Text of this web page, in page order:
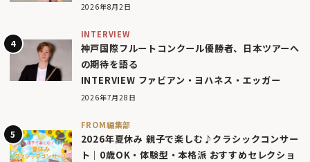
2026年8月2日
INTERVIEW
神戸国際フルートコンクール優勝者、日本ツアーへ
の期待を語る
INTERVIEW ファビアン・ヨハネス・エッガー
2026年7月28日
FROM編集部
2026年夏休み 親子で楽しむ♪クラシックコンサー
ト｜0歳OK・体験型・本格派 おすすめセレクショ